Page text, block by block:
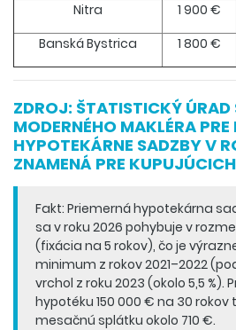
Nitra
1 900 €
Banská Bystrica
1 800 €
ZDROJ: ŠTATISTICKÝ ÚRAD
MODERNÉHO MAKLÉRA
HYPOTEKÁRNE SADZBY V
ZNAMENÁ PRE KUPUJÚCICH
Fakt: Priemerná hypotekárna
sa v roku 2026 pohybuje v
(fixácia na 5 rokov), čo je
minimum z rokov 2021–2022
vrchol z roku 2023 (okolo 5,5 %).
hypotéku 150 000 € na 30
mesačnú splátku okolo 710 €.